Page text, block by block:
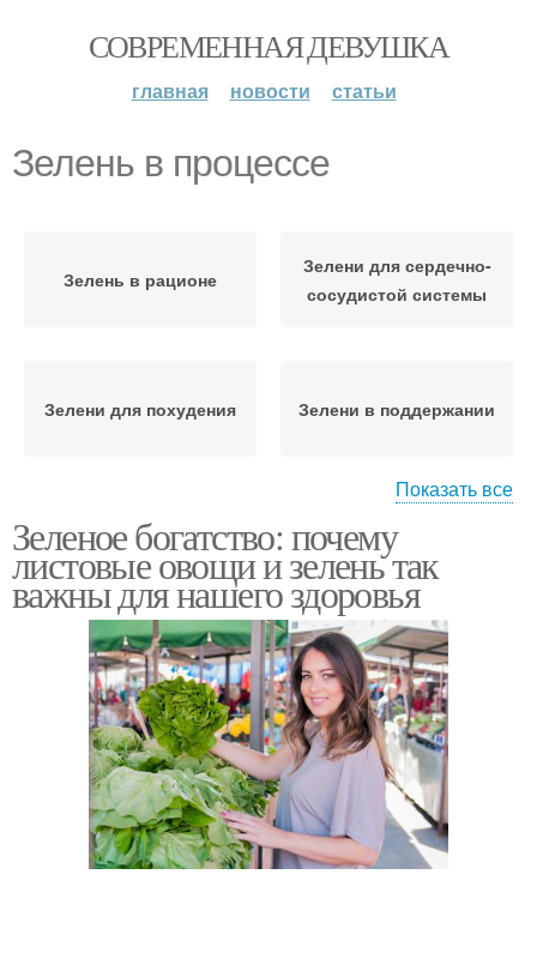
СОВРЕМЕННАЯ ДЕВУШКА
главная новости статьи
Зелень в процессе
Зелень в рационе
Зелени для сердечно-
сосудистой системы
Зелени для похудения Зелени в поддержании
Зелени для
поддержания
Зелени в рационе
Показать все
Зеленое богатство: почему
листовые овощи и зелень так
важны для нашего здоровья